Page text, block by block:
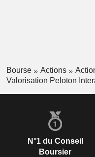
Bourse Actions
Valorisation Peloton
N°1 du Conseil
Boursier